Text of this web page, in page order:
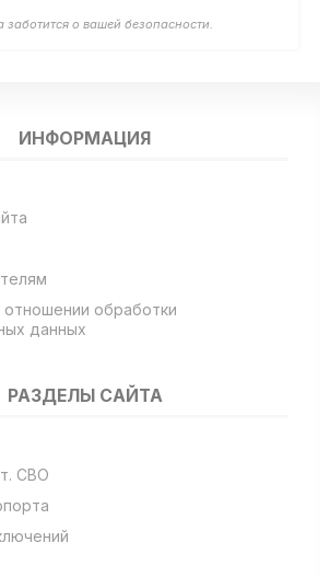
заботится о вашей безопасности.
ИНФОРМАЦИЯ
отношении обработки
данных
РАЗДЕЛЫ САЙТА
СВО